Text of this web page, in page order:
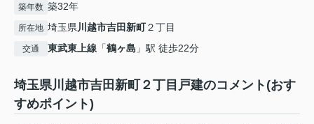
築年数 築32年
所在地 埼玉県川越市吉田新町２丁目
交通 東武東上線 「鶴ヶ島 」駅 徒歩22分
埼玉県川越市吉田新町２丁目戸建のコメント(おす
すめポイント)